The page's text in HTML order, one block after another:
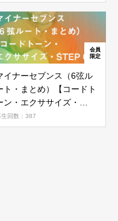
】
イナーセブンス（6弦ル
ト・まとめ）【コードト
ン・エクササイズ・
05】
生回数：387